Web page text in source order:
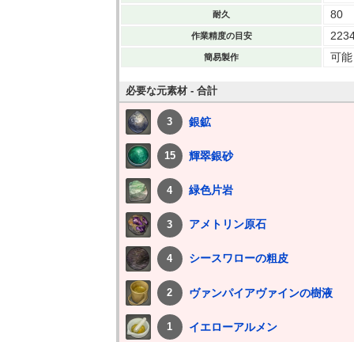
耐久 80
作業精度の目安
簡易製作 可能
必要な元素材 - 合計
3 銀鉱
15 輝翠銀砂
4 緑色片岩
3 アメトリン原石
4 シースワローの粗皮
2 ヴァンパイアヴァインの樹液
1 イエローアルメン